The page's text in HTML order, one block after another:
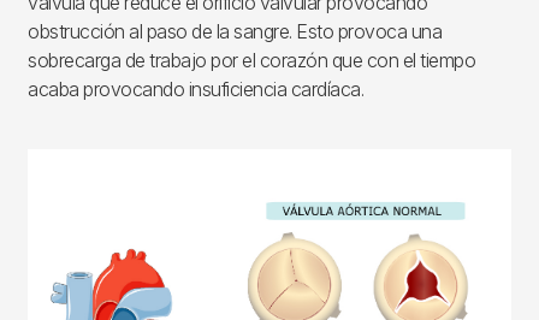
obstrucción al paso de la sangre. Esto provoca una
sobrecarga de trabajo por el corazón que con el tiempo
acaba provocando insuficiencia cardíaca.